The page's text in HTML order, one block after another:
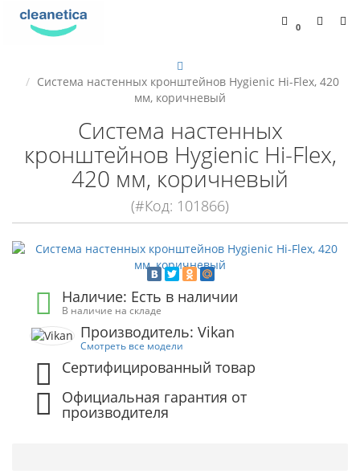
0
Система настенных кронштейнов Hygienic Hi-Flex, 420
мм, коричневый
Система настенных
кронштейнов Hygienic Hi-Flex,
420 мм, коричневый
(#Код: 101866)
Наличие: Есть в наличии
В наличие на складе
Производитель: Vikan
Смотреть все модели
Сертифицированный товар
Официальная гарантия от
производителя